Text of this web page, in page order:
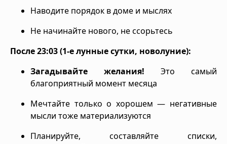
Наводите порядок в доме и мыслях
Не начинайте нового, не ссорьтесь
После 23:03 (1-е лунные сутки, новолуние):
Загадывайте желания! Это самый
благоприятный момент месяца
Мечтайте только о хорошем — негативные
мысли тоже материализуются
Планируйте, составляйте списки,